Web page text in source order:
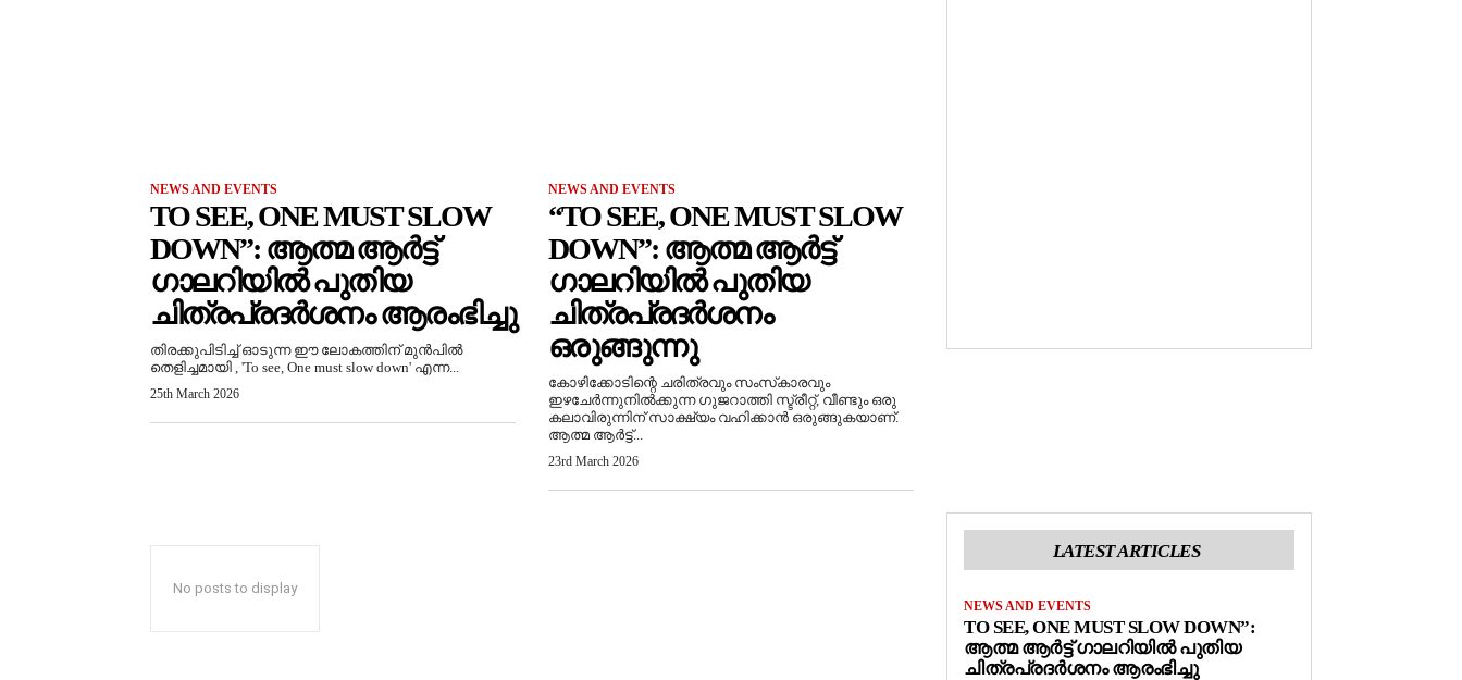
NEWS AND EVENTS
TO SEE, ONE MUST SLOW
DOWN”: ആത്മ ആർട്ട്
ഗാലറിയിൽ പുതിയ
ചിത്രപ്രദർശനം ആരംഭിച്ചു
തിരക്കുപിടിച്ച് ഓടുന്ന ഈ ലോകത്തിന് മുൻപിൽ
തെളിച്ചമായി , 'To see, One must slow down' എന്ന...
25th March 2026
NEWS AND EVENTS
“TO SEE, ONE MUST SLOW
DOWN”: ആത്മ ആർട്ട്
ഗാലറിയിൽ പുതിയ
ചിത്രപ്രദർശനം
ഒരുങ്ങുന്നു
കോഴിക്കോടിന്റെ ചരിത്രവും സംസ്‌കാരവും
ഇഴചേർന്നുനിൽക്കുന്ന ഗുജറാത്തി സ്ട്രീറ്റ്, വീണ്ടും ഒരു
കലാവിരുന്നിന് സാക്ഷ്യം വഹിക്കാൻ ഒരുങ്ങുകയാണ്.
ആത്മ ആർട്ട്...
23rd March 2026
No posts to display
LATEST ARTICLES
NEWS AND EVENTS
TO SEE, ONE MUST SLOW DOWN”:
ആത്മ ആർട്ട് ഗാലറിയിൽ പുതിയ
ചിത്രപ്രദർശനം ആരംഭിച്ചു